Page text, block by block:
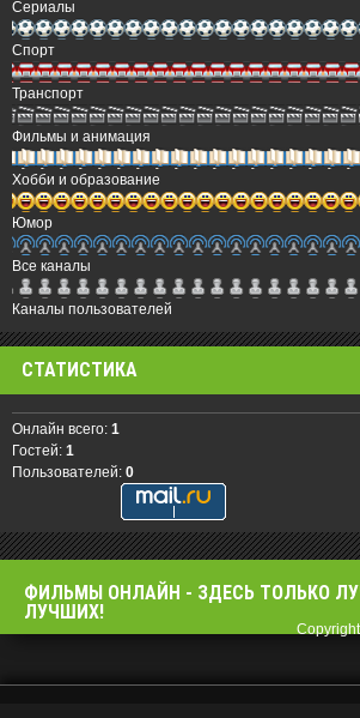
Сериалы
Спорт
Транспорт
Фильмы и анимация
Хобби и образование
Юмор
Все каналы
Каналы пользователей
СТАТИСТИКА
Онлайн всего: 1
Гостей: 1
Пользователей: 0
ФИЛЬМЫ OНЛАЙН - ЗДЕСЬ ТОЛЬКО
ЛУЧШИХ!